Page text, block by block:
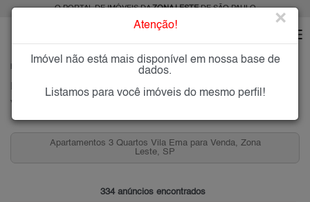
O PORTAL DE IMÓVEIS DAZONA LESTEDE SÃO PAULO
VILA EMA
Imóveis à Venda na Vila Ema, Zona Leste de São Paulo
Vila Ema, Zona Leste
Apartamentos 2 Quartos Vila Ema para Venda, Zona
Leste, SP
334 anúncios encontrados
Atenção! ×
Imóvel não está mais disponível em nossa base de
dados.
Listamos para você imóveis do mesmo perfil!